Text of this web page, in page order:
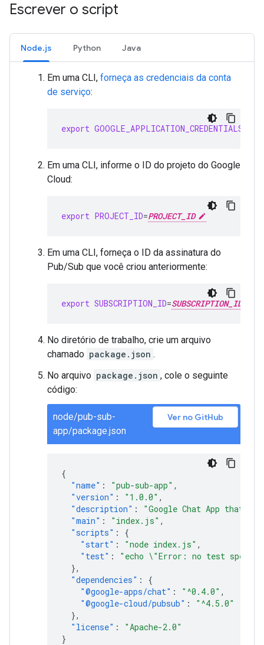
Escrever o script
Node.js Python Java
Em uma CLI, forneça as credenciais da conta
de serviço:
export GOOGLE_APPLICATION_CREDENTIALS
Em uma CLI, informe o ID do projeto do Google
Cloud:
export PROJECT_ID=PROJECT_ID
Em uma CLI, forneça o ID da assinatura do
Pub/Sub que você criou anteriormente:
export SUBSCRIPTION_ID=SUBSCRIPTION_ID
No diretório de trabalho, crie um arquivo
chamado package.json .
No arquivo package.json , cole o seguinte
código:
node/pub-sub-
app/package.json
Ver no GitHub
{
"name" : "pub-sub-app" ,
"version" : "1.0.0" ,
"description" :
"Google Chat App that
"main" : "index.js" ,
"scripts" :
{
"start" : "node index.js" ,
"test" :
"echo \"Error: no test
},
"dependencies" :
{
"@google-apps/chat" : "^0.4.0" ,
"@google-cloud/pubsub" :
"^4.5.0"
},
"license" :
"Apache-2.0"
}